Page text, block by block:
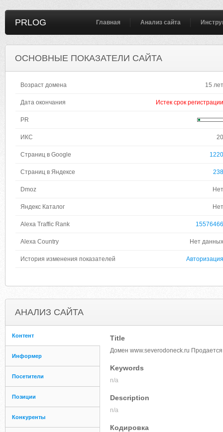
PRLOG Главная Анализ сайта
ОСНОВНЫЕ ПОКАЗАТЕЛИ САЙТА
Возраст домена 15 лет
Дата окончания Истек срок регистрации
PR
ИКС 20
Страниц в Google 1220
Страниц в Яндексе 238
Dmoz Нет
Яндекс Каталог Нет
Alexa Traffic Rank 15576466
Alexa Country Нет данных
История изменения показателей Авторизация
АНАЛИЗ САЙТА
Контент
Информер
Посетители
Позиции
Конкуренты
Title
Домен www.severodoneck.ru Продается
Keywords
n/a
Description
n/a
Кодировка